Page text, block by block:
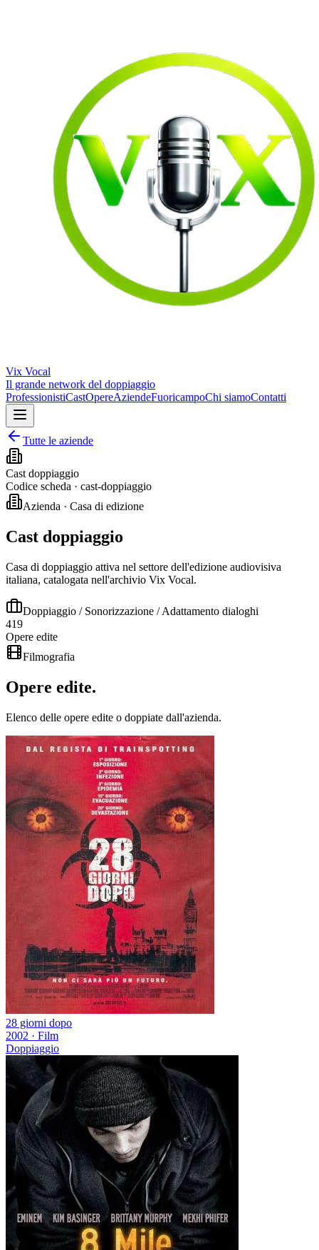
Vix Vocal
Il grande network del doppiaggio
ProfessionistiCastOpereAziendeFuoricampoChi siamoContatti
Tutte le aziende
Cast doppiaggio
Codice scheda · cast-doppiaggio
Azienda · Casa di edizione
Cast doppiaggio
Casa di doppiaggio attiva nel settore dell'edizione audiovisiva
italiana, catalogata nell'archivio Vix Vocal.
Doppiaggio / Sonorizzazione / Adattamento dialoghi
419
Opere edite
Filmografia
Opere edite.
Elenco delle opere edite o doppiate dall'azienda.
28 giorni dopo
2002 · Film
Doppiaggio